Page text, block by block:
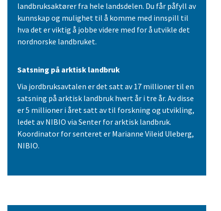
landbruksaktører fra hele landsdelen. Du får påfyll av
kunnskap og mulighet til å komme med innspill til
hva det er viktig å jobbe videre med for å utvikle det
nordnorske landbruket.
Satsning på arktisk landbruk
Via jordbruksavtalen er det satt av 17 millioner til en
satsning på arktisk landbruk hvert år i tre år. Av disse
er 5 millioner i året satt av til forskning og utvikling,
ledet av NIBIO via Senter for arktisk landbruk.
Koordinator for senteret er Marianne Vileid Uleberg,
NIBIO.